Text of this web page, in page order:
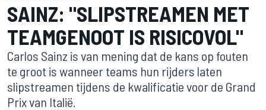
SAINZ: "SLIPSTREAMEN MET
TEAMGENOOT IS RISICOVOL"
Carlos Sainz is van mening dat de kans op fouten
te groot is wanneer teams hun rijders laten
slipstreamen tijdens de kwalificatie voor de Grand
Prix van Italië.